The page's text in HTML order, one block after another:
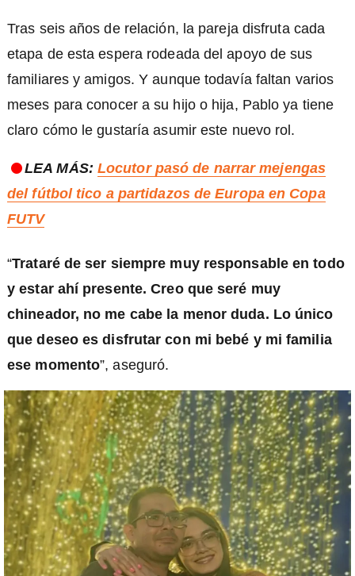
Tras seis años de relación, la pareja disfruta cada
etapa de esta espera rodeada del apoyo de sus
familiares y amigos. Y aunque todavía faltan varios
meses para conocer a su hijo o hija, Pablo ya tiene
claro cómo le gustaría asumir este nuevo rol.
LEA MÁS: Locutor pasó de narrar mejengas
del fútbol tico a partidazos de Europa en Copa
FUTV
“Trataré de ser siempre muy responsable en todo
y estar ahí presente. Creo que seré muy
chineador, no me cabe la menor duda. Lo único
que deseo es disfrutar con mi bebé y mi familia
ese momento”, aseguró.